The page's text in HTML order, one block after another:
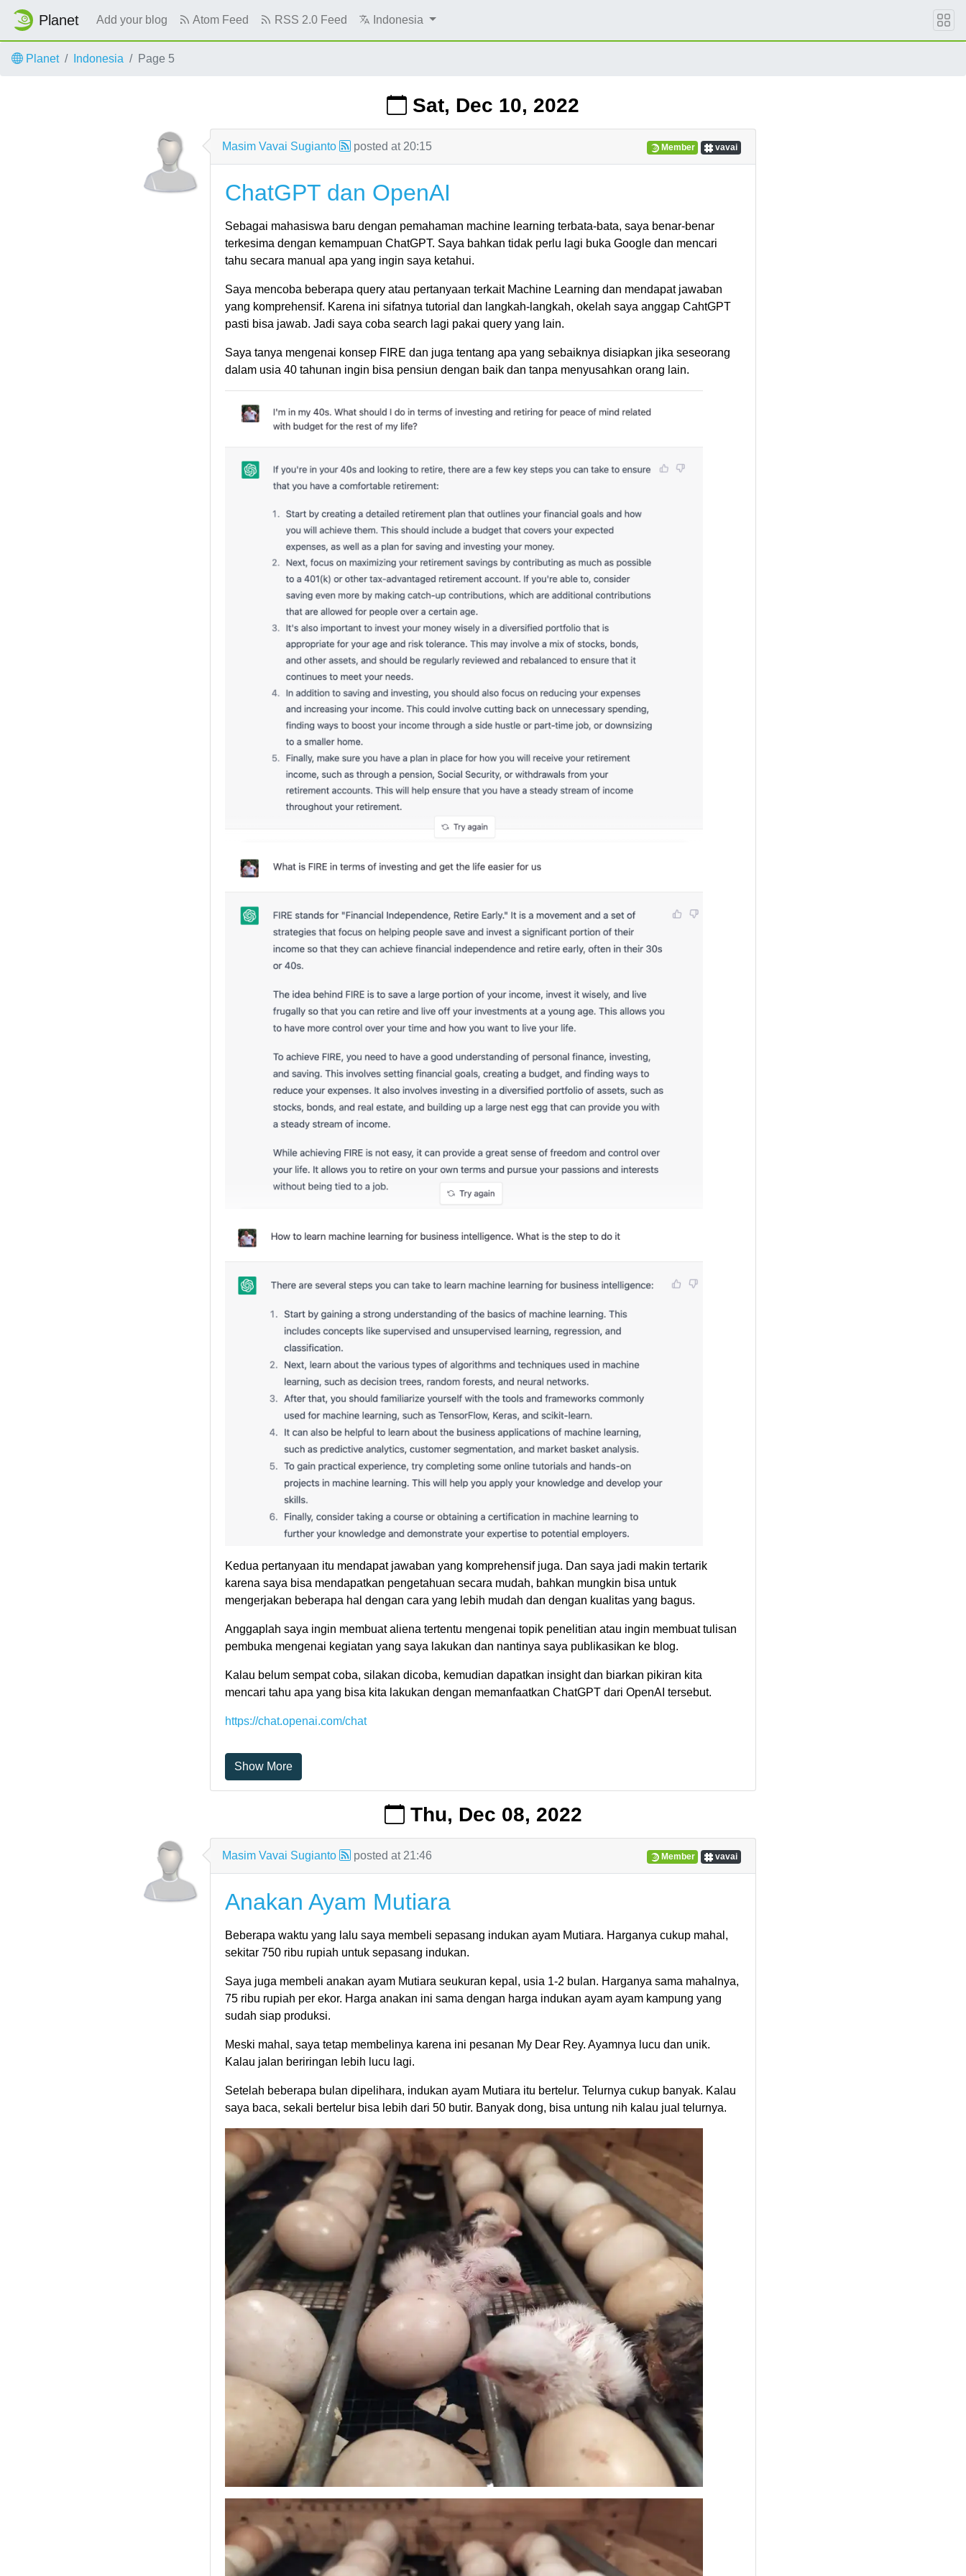
Planet Add your blog Atom Feed RSS 2.0 Feed Indonesia
Planet Indonesia Page 5
Sat, Dec 10, 2022
Masim Vavai Sugianto posted at 20:15 Member vavai
ChatGPT dan OpenAI
Sebagai mahasiswa baru dengan pemahaman machine learning terbata-bata, saya benar-benar
terkesima dengan kemampuan ChatGPT. Saya bahkan tidak perlu lagi buka Google dan mencari
tahu secara manual apa yang ingin saya ketahui.
Saya mencoba beberapa query atau pertanyaan terkait Machine Learning dan mendapat jawaban
yang komprehensif. Karena ini sifatnya tutorial dan langkah-langkah, okelah saya anggap CahtGPT
pasti bisa jawab. Jadi saya coba search lagi pakai query yang lain.
Saya tanya mengenai konsep FIRE dan juga tentang apa yang sebaiknya disiapkan jika seseorang
dalam usia 40 tahunan ingin bisa pensiun dengan baik dan tanpa menyusahkan orang lain.
Kedua pertanyaan itu mendapat jawaban yang komprehensif juga. Dan saya jadi makin tertarik
karena saya bisa mendapatkan pengetahuan secara mudah, bahkan mungkin bisa untuk
mengerjakan beberapa hal dengan cara yang lebih mudah dan dengan kualitas yang bagus.
Anggaplah saya ingin membuat aliena tertentu mengenai topik penelitian atau ingin membuat tulisan
pembuka mengenai kegiatan yang saya lakukan dan nantinya saya publikasikan ke blog.
Kalau belum sempat coba, silakan dicoba, kemudian dapatkan insight dan biarkan pikiran kita
mencari tahu apa yang bisa kita lakukan dengan memanfaatkan ChatGPT dari OpenAI tersebut.
https://chat.openai.com/chat
Show More
Thu, Dec 08, 2022
Masim Vavai Sugianto posted at 21:46 Member vavai
Anakan Ayam Mutiara
Beberapa waktu yang lalu saya membeli sepasang indukan ayam Mutiara. Harganya cukup mahal,
sekitar 750 ribu rupiah untuk sepasang indukan.
Saya juga membeli anakan ayam Mutiara seukuran kepal, usia 1-2 bulan. Harganya sama mahalnya,
75 ribu rupiah per ekor. Harga anakan ini sama dengan harga indukan ayam ayam kampung yang
sudah siap produksi.
Meski mahal, saya tetap membelinya karena ini pesanan My Dear Rey. Ayamnya lucu dan unik.
Kalau jalan beriringan lebih lucu lagi.
Setelah beberapa bulan dipelihara, indukan ayam Mutiara itu bertelur. Telurnya cukup banyak. Kalau
saya baca, sekali bertelur bisa lebih dari 50 butir. Banyak dong, bisa untung nih kalau jual telurnya.